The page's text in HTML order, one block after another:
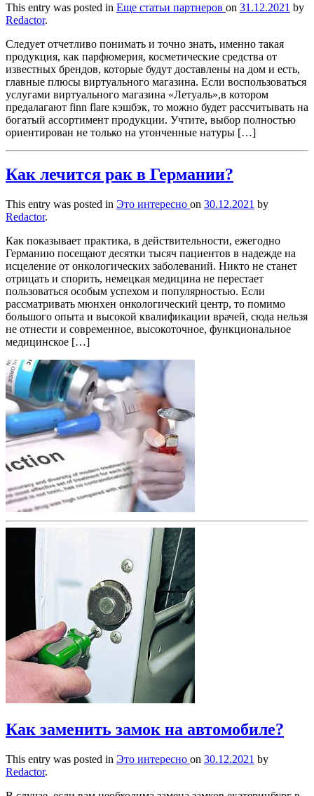
This entry was posted in Еще статьи партнеров on 31.12.2021 by
Redactor.
Следует отчетливо понимать и точно знать, именно такая
продукция, как парфюмерия, косметические средства от
известных брендов, которые будут доставлены на дом и есть,
главные плюсы виртуального магазина. Если воспользоваться
услугами виртуального магазина «Летуаль»,в котором
предалагают finn flare кэшбэк, то можно будет рассчитывать на
богатый ассортимент продукции. Учтите, выбор полностью
ориентирован не только на утонченные натуры […]
Как лечится рак в Германии?
This entry was posted in Это интересно on 30.12.2021 by
Redactor.
Как показывает практика, в действительности, ежегодно
Германию посещают десятки тысяч пациентов в надежде на
исцеление от онкологических заболеваний. Никто не станет
отрицать и спорить, немецкая медицина не перестает
пользоваться особым успехом и популярностью. Если
рассматривать мюнхен онкологический центр, то помимо
большого опыта и высокой квалификации врачей, сюда нельзя
не отнести и современное, высокоточное, функциональное
медицинское […]
Как заменить замок на автомобиле?
This entry was posted in Это интересно on 30.12.2021 by
Redactor.